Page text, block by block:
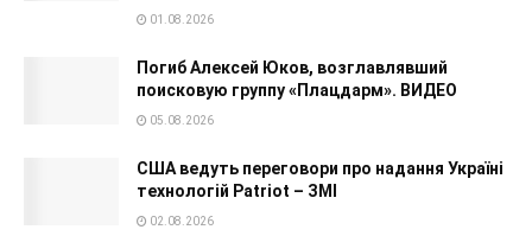
01.08.2026
Погиб Алексей Юков, возглавлявший
поисковую группу «Плацдарм». ВИДЕО
05.08.2026
США ведуть переговори про надання Україні
технологій Patriot – ЗМІ
02.08.2026